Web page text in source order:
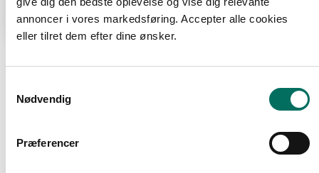
annoncer i vores markedsføring. Accepter alle cookies
eller tilret dem efter dine ønsker.
Nødvendig
Præferencer